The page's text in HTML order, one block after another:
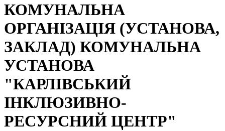
КОМУНАЛЬНА
ОРГАНІЗАЦІЯ (УСТАНОВА,
ЗАКЛАД) КОМУНАЛЬНА
УСТАНОВА
"КАРЛІВСЬКИЙ
ІНКЛЮЗИВНО-
РЕСУРСНИЙ ЦЕНТР"